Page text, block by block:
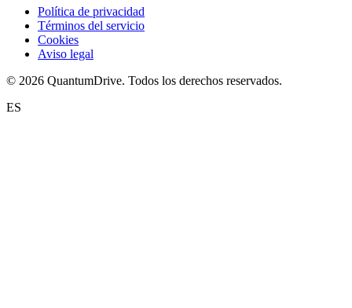
Política de privacidad
Términos del servicio
Cookies
Aviso legal
© 2026 QuantumDrive. Todos los derechos reservados.
ES